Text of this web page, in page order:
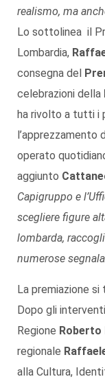
realismo, ma
Lo sottolinea il
Lombardia,
consegna del
celebrazioni della
ha rivolto a tutti i
l’apprezzamento
operato
aggiunto
Capigruppo e
scegliere figure
lombarda,
numerose
La premiazione si
Dopo gli
Regione Roberto
regionale
alla Cultura,